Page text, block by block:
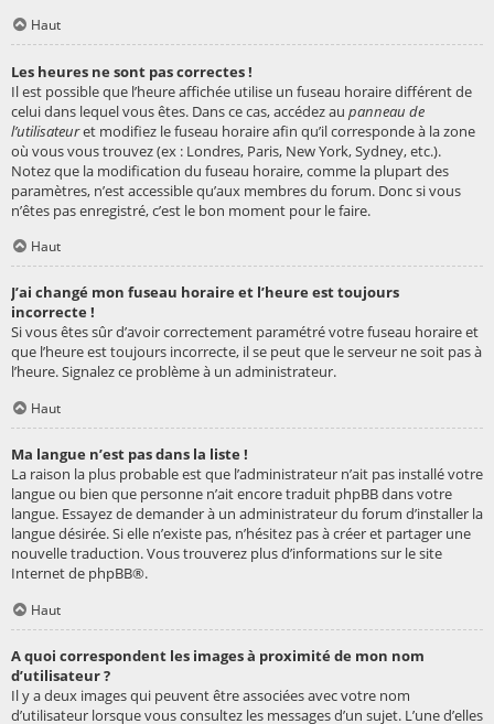
Haut
Les heures ne sont pas correctes !
Il est possible que l’heure affichée utilise un fuseau horaire différent de
celui dans lequel vous êtes. Dans ce cas, accédez au panneau de
l’utilisateuret modifiez le fuseau horaire afin qu’il corresponde à la zone
où vous vous trouvez (ex : Londres, Paris, New York, Sydney, etc.).
Notez que la modification du fuseau horaire, comme la plupart des
paramètres, n’est accessible qu’aux membres du forum. Donc si vous
n’êtes pas enregistré, c’est le bon moment pour le faire.
Haut
J’ai changé mon fuseau horaire et l’heure est toujours
incorrecte !
Si vous êtes sûr d’avoir correctement paramétré votre fuseau horaire et
que l’heure est toujours incorrecte, il se peut que le serveur ne soit pas à
l’heure. Signalez ce problème à un administrateur.
Haut
Ma langue n’est pas dans la liste !
La raison la plus probable est que l’administrateur n’ait pas installé votre
langue ou bien que personne n’ait encore traduit phpBB dans votre
langue. Essayez de demander à un administrateur du forum d’installer la
langue désirée. Si elle n’existe pas, n’hésitez pas à créer et partager une
nouvelle traduction. Vous trouverez plus d’informations sur le site
Internet de phpBB®.
Haut
A quoi correspondent les images à proximité de mon nom
d’utilisateur ?
Il y a deux images qui peuvent être associées avec votre nom
d’utilisateur lorsque vous consultez les messages d’un sujet. L’une d’elles